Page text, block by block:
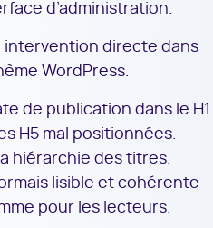
d’administration.
intervention directe dans
WordPress.
de publication dans le H1.
H5 mal positionnées.
hiérarchie des titres.
lisible et cohérente
pour les lecteurs.